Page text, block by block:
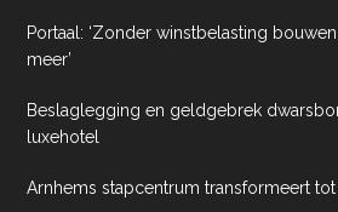
Portaal: ‘Zonder winstbelasting
meer’
Beslaglegging en geldgebrek
luxehotel
Arnhems stapcentrum transformeert